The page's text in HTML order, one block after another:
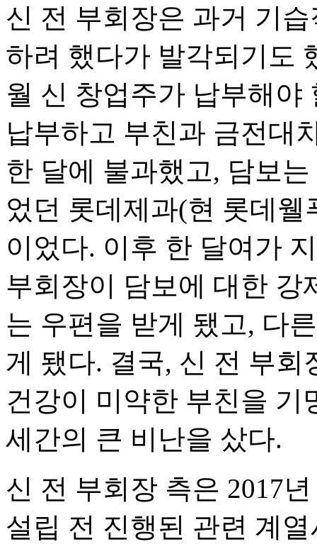
신 전 부회장은 과거 기
하려 했다가 발각되기도
월 신 창업주가 납부해야
납부하고 부친과 금전대
한 달에 불과했고, 담보
었던 롯데제과(현 롯데
이었다. 이후 한 달여가
부회장이 담보에 대한 강
는 우편을 받게 됐고, 다
게 됐다. 결국, 신 전 부
건강이 미약한 부친을
세간의 큰 비난을 샀다.
신 전 부회장 측은 2017
설립 전 진행된 관련 계